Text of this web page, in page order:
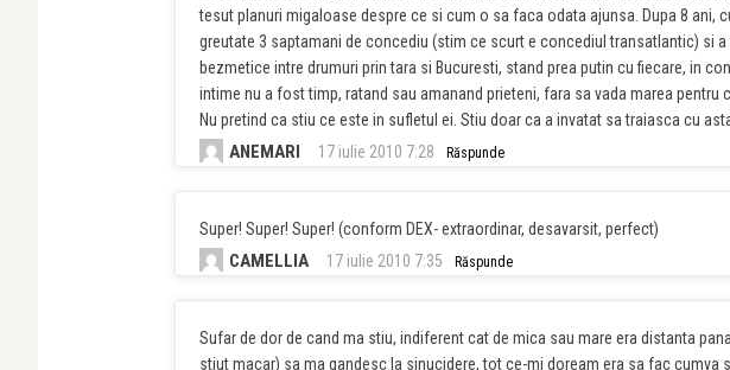
tesut planuri migaloase despre ce si cum o sa faca odata ajunsa. Dupa 8 ani,
greutate 3 saptamani de concediu (stim ce scurt e concediul transatlantic) si
bezmetice intre drumuri prin tara si Bucuresti, stand prea putin cu fiecare, in
intime nu a fost timp, ratand sau amanand prieteni, fara sa vada marea pentru
Nu pretind ca stiu ce este in sufletul ei. Stiu doar ca a invatat sa traiasca cu
ANEMARI 17 iulie 2010 7:28 Răspunde
Super! Super! Super! (conform DEX- extraordinar, desavarsit, perfect)
CAMELLIA 17 iulie 2010 7:35 Răspunde
Sufar de dor de cand ma stiu, indiferent cat de mica sau mare era distanta
stiut macar) sa ma gandesc la sinucidere, tot ce-mi doream era sa fac cumva